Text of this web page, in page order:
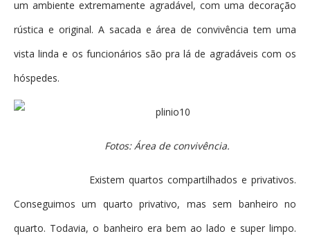
um ambiente extremamente agradável, com uma decoração
rústica e original. A sacada e área de convivência tem uma
vista linda e os funcionários são pra lá de agradáveis com os
hóspedes.
Fotos: Área de convivência.
Existem quartos compartilhados e privativos.
Conseguimos um quarto privativo, mas sem banheiro no
quarto. Todavia, o banheiro era bem ao lado e super limpo.